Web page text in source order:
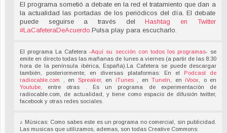
El programa sometió a debate en la red el tratamiento que dan a
la actualidad las portadas de los periódicos del día. El debate
puede seguirse a través delHashtag en Twitter
#LaCafeteraDeAcuerdo.Pulsa play para escucharlo.
El programa La Cafetera -Aquí su sección con todos los programas- se
emite en directo todas las mañanas de lunes a viernes (a partir de las 8:30
hora de la península ibérica, España).La Cafetera se puede descargar
también, posteriormente, en diversas plataformas: En el
Podcast de
radiocable.com
, en Spreaker, en iTunes , enTuneIn , en iVoox , o en
Youtube,
entre otras . Es un programa de experimentación de
radiocable.com, de actualidad, y tiene como espacio de difusión twitter,
facebook y otras redes sociales.
♪ Músicas: Como sabes este es un programa no comercial, sin publicidad.
Las musicas que utilizamos, ademas, son todas Creative Commons: